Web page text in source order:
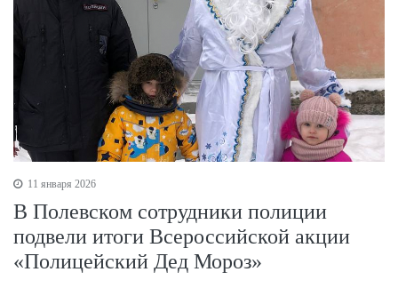
11 января 2026
В Полевском сотрудники полиции
подвели итоги Всероссийской акции
«Полицейский Дед Мороз»